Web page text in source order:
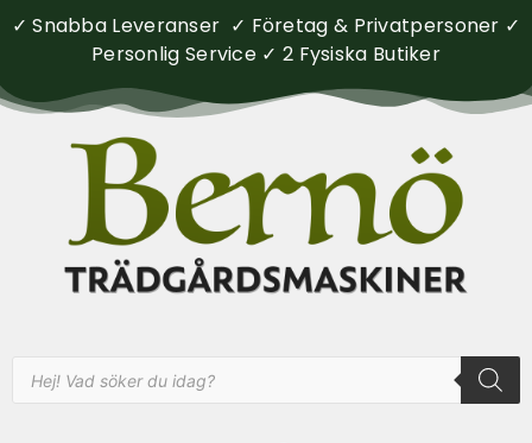
✓ Snabba Leveranser ✓ Företag & Privatpersoner ✓
Personlig Service ✓ 2 Fysiska Butiker